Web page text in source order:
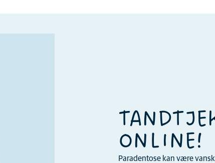
ONLINE!
Paradentose kan være